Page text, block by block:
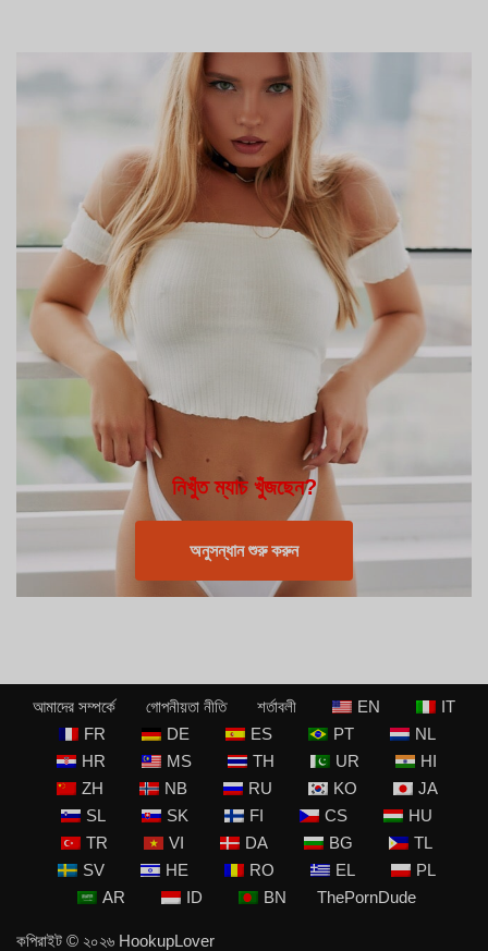
নিখুঁত ম্যাচ খুঁজছেন?
অনুসন্ধান শুরু করুন
আমাদের সম্পর্কে গোপনীয়তা নীতি শর্তাবলী EN
IT
FR
DE ES PT
NL
HR
MS TH UR
HI
ZH
NB RU KO
JA
SL
SK FI CS
HU
TR
VI DA BG
TL
SV
HE RO EL
PL
AR
ID BN ThePornDude
কপিরাইট © ২০২৬ HookupLover